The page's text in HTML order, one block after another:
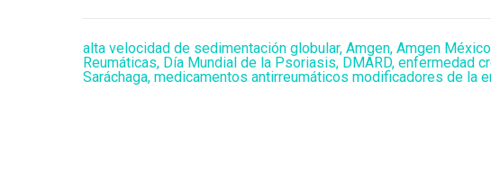
alta velocidad de sedimentación globular, Amgen, Amgen México
Reumáticas, Día Mundial de la Psoriasis, DMARD, enfermedad
Saráchaga, medicamentos antirreumáticos modificadores de la